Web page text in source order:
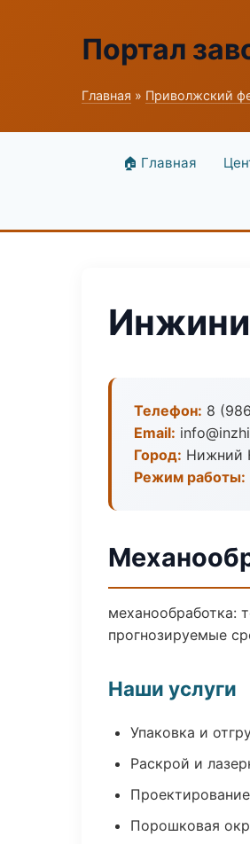
Портал
Главная » Приволжский
🏠 Главная
Телефон: 8
Email:
Город: Нижний
Режим работы:
механообработка:
прогнозируемые
Наши услуги
Упаковка и
Раскрой и
Порошковая